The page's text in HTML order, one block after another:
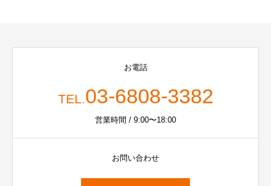
お電話
TEL.03-6808-3382
営業時間 / 9:00〜18:00
お問い合わせ